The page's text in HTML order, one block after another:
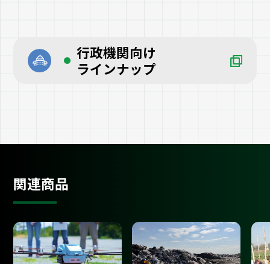
行政機関向け
ラインナップ
関連商品